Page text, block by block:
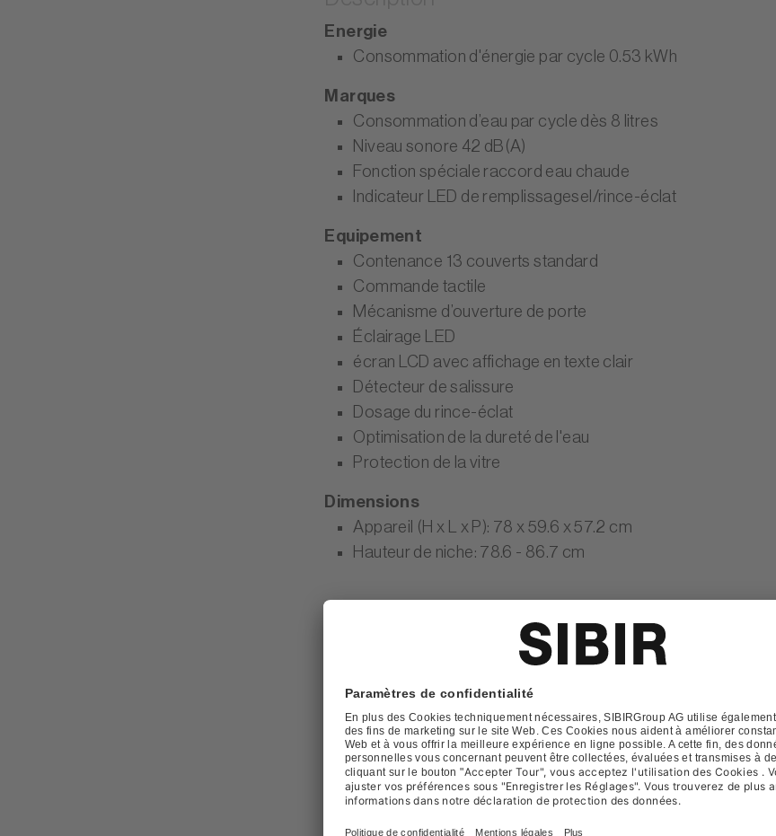
Energie
Consommation d'énergie par cycle 0.53 kWh
Marques
Consommation d’eau par cycle dès 8 litres
Niveau sonore 42 dB(A)
Fonction spéciale raccord eau chaude
Indicateur LED de remplissagesel/rince-éclat
Equipement
Contenance 13 couverts standard
Commande tactile
Mécanisme d’ouverture de porte
Éclairage LED
écran LCD avec affichage en texte clair
Détecteur de salissure
Dosage du rince-éclat
Optimisation de la dureté de l'eau
Protection de la vitre
Dimensions
Appareil (H x L x P): 78 x 59.6 x 57.2 cm
Hauteur de niche: 78.6 - 86.7 cm
Lave-vaisselle intégré
Norme largeur : 60 cm (norme EURO)
Efficacité énergétique: Efficacité énergétique A
Niveau sonore: décibel (dB)
Couverts standard 13 couverts standard